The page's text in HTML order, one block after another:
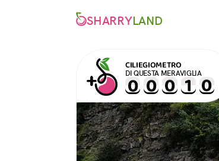
SHARRYLAND
CILIEGIOMETRO
DI QUESTA MERAVIGLIA